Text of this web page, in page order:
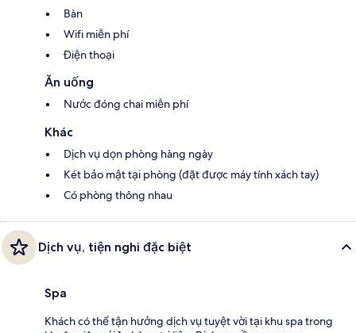
Bàn
Wifi miễn phí
Điện thoại
Ăn uống
Nước đóng chai miễn phí
Khác
Dịch vụ dọn phòng hàng ngày
Két bảo mật tại phòng (đặt được máy tính xách tay)
Có phòng thông nhau
Dịch vụ, tiện nghi đặc biệt
Spa
Khách có thể tận hưởng dịch vụ tuyệt vời tại khu spa trong